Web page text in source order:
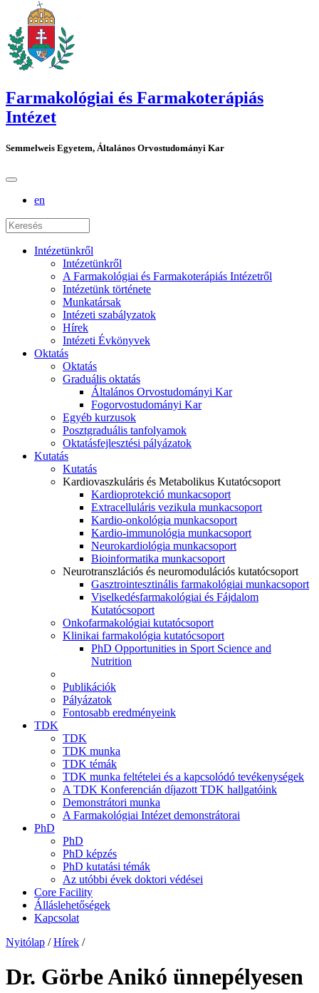
Farmakológiai és Farmakoterápiás
Intézet
Semmelweis Egyetem, Általános Orvostudományi Kar
en
Intézetünkről
Intézetünkről
A Farmakológiai és Farmakoterápiás Intézetről
Intézetünk története
Munkatársak
Intézeti szabályzatok
Hírek
Intézeti Évkönyvek
Oktatás
Oktatás
Graduális oktatás
Általános Orvostudományi Kar
Fogorvostudományi Kar
Egyéb kurzusok
Posztgraduális tanfolyamok
Oktatásfejlesztési pályázatok
Kutatás
Kutatás
Kardiovaszkuláris és Metabolikus Kutatócsoport
Kardioprotekció munkacsoport
Extracelluláris vezikula munkacsoport
Kardio-onkológia munkacsoport
Kardio-immunológia munkacsoport
Neurokardiológia munkacsoport
Bioinformatika munkacsoport
Neurotranszlációs és neuromodulációs kutatócsoport
Gasztrointesztinális farmakológiai munkacsoport
Viselkedésfarmakológiai és Fájdalom
Kutatócsoport
Onkofarmakológiai kutatócsoport
Klinikai farmakológia kutatócsoport
PhD Opportunities in Sport Science and
Nutrition
Publikációk
Pályázatok
Fontosabb eredményeink
TDK
TDK
TDK munka
TDK témák
TDK munka feltételei és a kapcsolódó tevékenységek
A TDK Konferencián díjazott TDK hallgatóink
Demonstrátori munka
A Farmakológiai Intézet demonstrátorai
PhD
PhD
PhD képzés
PhD kutatási témák
Az utóbbi évek doktori védései
Core Facility
Álláslehetőségek
Kapcsolat
Nyitólap / Hírek /
Dr. Görbe Anikó ünnepélyesen